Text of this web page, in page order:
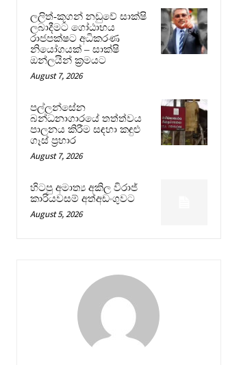
ලලිත්-කූගන් නඩුවේ සාක්ෂි
ලබාදීමට ගෝඨාභය
රාජපක්ෂට අධිකරණ
නියෝගයක් – සාක්ෂි
ඔන්ලයින් ක්‍රමයට
August 7, 2026
පල්ලන්සේන
බන්ධනාගාරයේ තත්ත්වය
පාලනය කිරීම සඳහා කඳුළු
ගෑස් ප්‍රහාර
August 7, 2026
හිටපු අමාත්‍ය අකිල විරාජ්
කාරියවසම් අත්අඩංගුවට
August 5, 2026